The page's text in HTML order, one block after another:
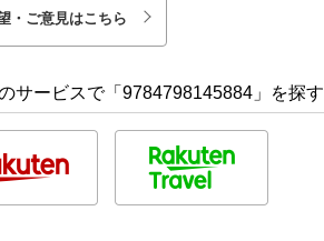
・ご意見はこちら
サービスで「9784798145884」を探す